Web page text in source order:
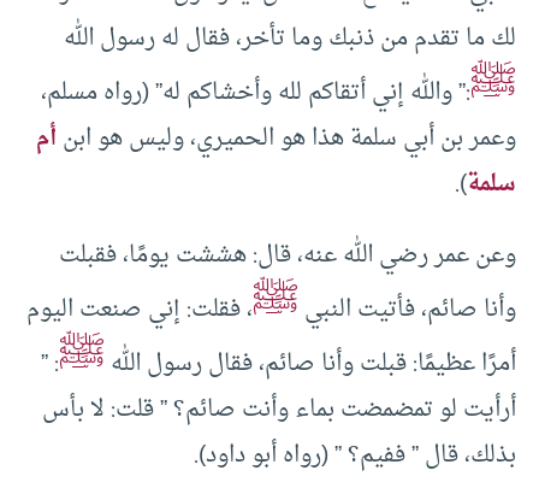
لك ما تقدم من ذنبك وما تأخر، فقال له رسول الله
ﷺ:” والله إني أتقاكم لله وأخشاكم له” (رواه مسلم،
وعمر بن أبي سلمة هذا هو الحميري، وليس هو ابنأم
سلمة).
وعن عمر رضي الله عنه، قال: هششت يومًا، فقبلت
وأنا صائم، فأتيت النبيﷺ، فقلت: إني صنعت اليوم
أمرًا عظيمًا: قبلت وأنا صائم، فقال رسول اللهﷺ: ”
أرأيت لو تمضمضت بماء وأنت صائم؟ ” قلت: لا بأس
بذلك، قال ” ففيم؟ ” (رواه أبو داود).